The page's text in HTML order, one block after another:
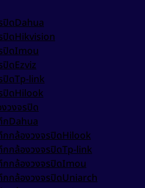
ปิดDahua
ปิดHikvision
ปิดImou
ปิดEzviz
ปิดTp-link
ปิดHilook
วงจรปิด
กDahua
กกล้องวงจรปิดHilook
กกล้องวงจรปิดTp-link
กกล้องวงจรปิดImou
กกล้องวงจรปิดUniarch